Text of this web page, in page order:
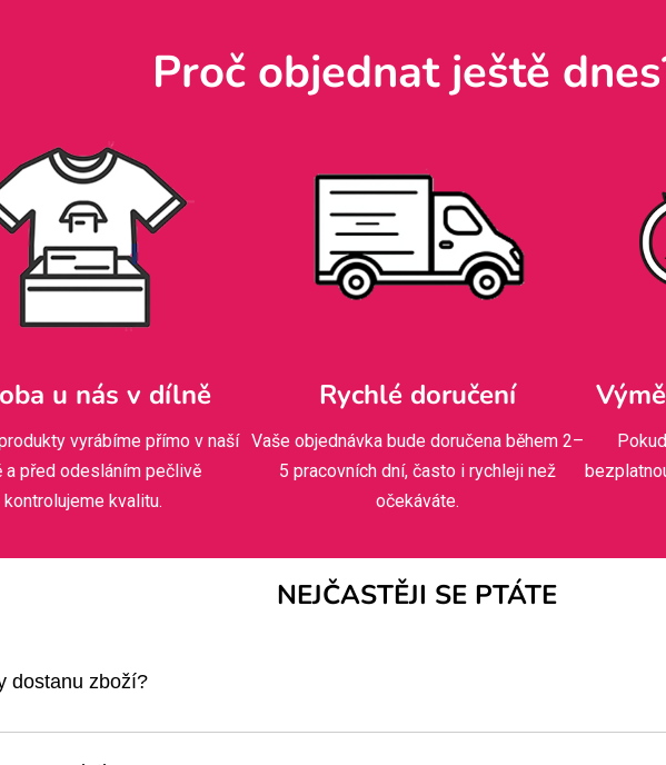
Proč objednat ještě
u nás v dílně
vyrábíme přímo v naší
a před odesláním pečlivě
kontrolujeme kvalitu.
Rychlé doručení
Vaše objednávka bude doručena během 2–
5 pracovních dní, často i rychleji než
očekáváte.
NEJČASTĚJI SE PTÁTE
dostanu zboží?
kliknete na objednat, začínáme makat! Pokud jste si vybrali něco s vlastním
s náhledem ke schválení. A co naše běžné kousky z dílny? Ty hned po